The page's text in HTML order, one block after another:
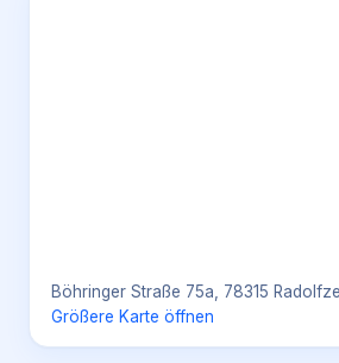
Böhringer Straße 75a, 78315
Größere Karte öffnen